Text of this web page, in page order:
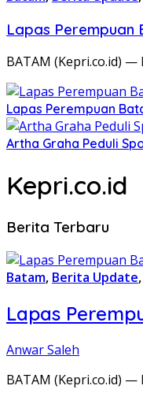
Lapas Perempuan
BATAM (Kepri.co.id)
Lapas Perempuan
Artha Graha Peduli
Kepri.co.id
Berita Terbaru
Batam, Berita Update,
Lapas
Anwar Saleh
BATAM (Kepri.co.id)